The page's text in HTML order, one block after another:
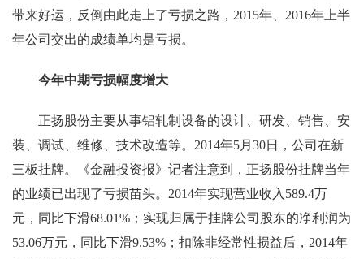
带来好运，反倒由此走上了亏损之路，2015年、2016年上半
年公司交出的成绩单均是亏损。
今年中期亏损幅度增大
正扬股份主要从事铝轧制设备的设计、研发、销售、安
装、调试、维修、技术改造等。2014年5月30日，公司在新
三板挂牌。《金融投资报》记者注意到，正扬股份挂牌当年
的业绩已出现了亏损苗头。2014年实现营业收入589.4万
元，同比下滑68.01%；实现归属于挂牌公司股东的净利润为
53.06万元，同比下滑9.53%；扣除非经常性损益后，2014年